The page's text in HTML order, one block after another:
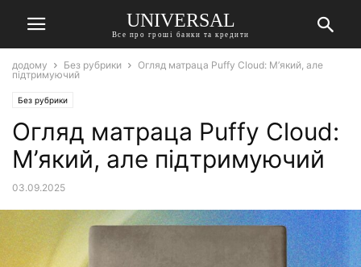
UNIVERSAL
Все про гроші банки та кредити
додому Без рубрики
Огляд матраца Puffy Cloud: М’який, але
підтримуючий
Без рубрики
Огляд матраца Puffy Cloud:
М’який, але підтримуючий
03.09.2025